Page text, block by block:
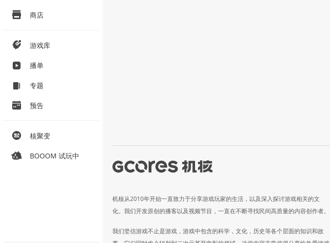
商店
游戏库
播单
专题
预告
核聚变
BOOOM 试玩中
机核从2010年开始一直致力于分享游戏玩家的生活，以及深入探讨游戏相关的文
化。我们开发原创的播客以及视频节目，一直在不断寻找民间高质量的内容创作者。
我们坚信游戏不止是游戏，游戏中包含的科学，文化，历史等各个层面的知识和故